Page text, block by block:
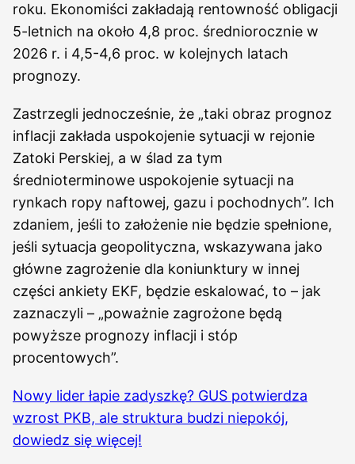
roku. Ekonomiści zakładają rentowność obligacji
5-letnich na około 4,8 proc. średniorocznie w
2026 r. i 4,5-4,6 proc. w kolejnych latach
prognozy.
Zastrzegli jednocześnie, że „taki obraz prognoz
inflacji zakłada uspokojenie sytuacji w rejonie
Zatoki Perskiej, a w ślad za tym
średnioterminowe uspokojenie sytuacji na
rynkach ropy naftowej, gazu i pochodnych”. Ich
zdaniem, jeśli to założenie nie będzie spełnione,
jeśli sytuacja geopolityczna, wskazywana jako
główne zagrożenie dla koniunktury w innej
części ankiety EKF, będzie eskalować, to – jak
zaznaczyli – „poważnie zagrożone będą
powyższe prognozy inflacji i stóp
procentowych”.
Nowy lider łapie zadyszkę? GUS potwierdza
wzrost PKB, ale struktura budzi niepokój,
dowiedz się więcej!